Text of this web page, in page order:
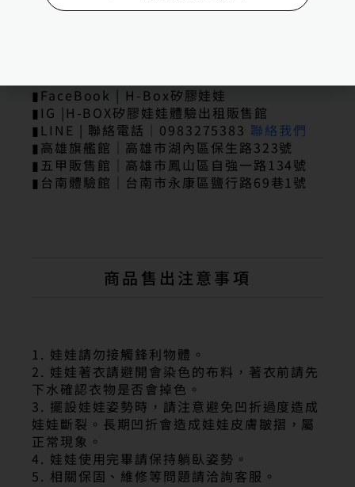
▮FaceBook | H-Box矽膠娃娃
▮IG |H-BOX矽膠娃娃體驗出租販售館
▮LINE | 聯絡電話｜0983275383 聯絡我們
▮高雄旗艦館｜高雄市湖內區保生路323號
▮五甲販售館｜高雄市鳳山區自強一路134號
▮台南體驗館｜台南市永康區鹽行路69巷1號
商品售出注意事項
1. 娃娃請勿接觸鋒利物體。
2. 娃娃著衣請避開會染色的布料，著衣前請先
下水確認衣物是否會掉色。
3. 擺設娃娃姿勢時，請注意避免凹折過度造成
娃娃斷裂。長期凹折會造成娃娃皮膚皺摺，屬
正常現象。
4. 娃娃使用完畢請保持躺臥姿勢。
5. 相關保固、維修等問題請洽詢客服。